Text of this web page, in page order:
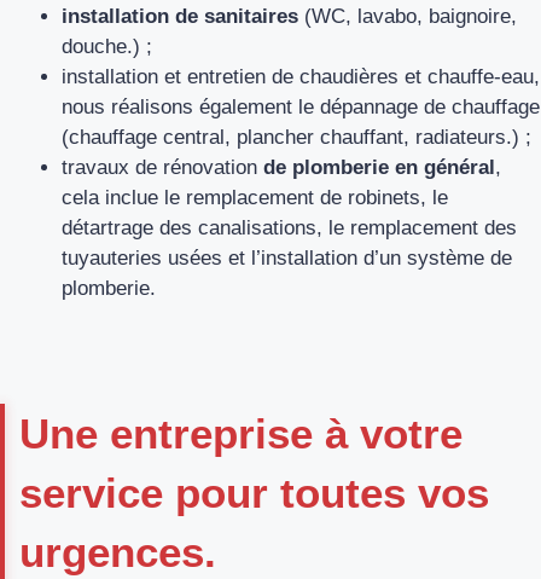
installation de sanitaires (WC, lavabo, baignoire,
douche.) ;
installation et entretien de chaudières et chauffe-eau,
nous réalisons également le dépannage de chauffage
(chauffage central, plancher chauffant, radiateurs.) ;
travaux de rénovation de plomberie en général ,
cela inclue le remplacement de robinets, le
détartrage des canalisations, le remplacement des
tuyauteries usées et l’installation d’un système de
plomberie.
Une entreprise à votre
service pour toutes vos
urgences.